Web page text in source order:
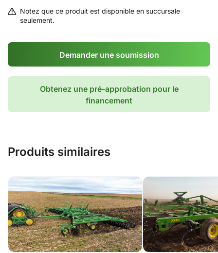
Notez que ce produit est disponible en succursale
seulement.
Demander une soumission
Obtenez une pré-approbation pour le
financement
Produits similaires